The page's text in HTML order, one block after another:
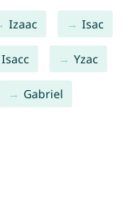
Izaac Isac
Isacc Yzac
Gabriel